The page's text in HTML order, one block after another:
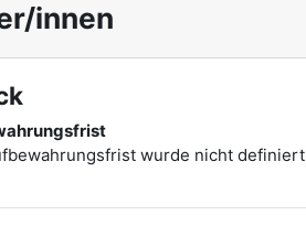
innen
wurde nicht definiert